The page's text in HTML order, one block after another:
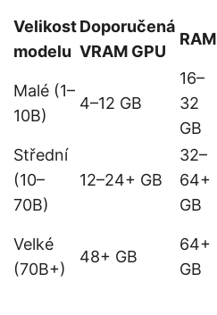
Velikost
modelu
Doporučená
VRAM GPU
RAM
Malé (1–
10B)
4–12 GB
16–
32
GB
Střední
(10–
70B)
12–24+ GB
32–
64+
GB
Velké
(70B+)
48+ GB
64+
GB